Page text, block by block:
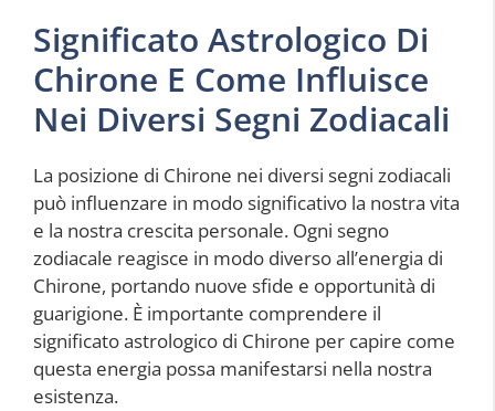
Significato Astrologico Di
Chirone E Come Influisce
Nei Diversi Segni Zodiacali
La posizione di Chirone nei diversi segni zodiacali
può influenzare in modo significativo la nostra vita
e la nostra crescita personale. Ogni segno
zodiacale reagisce in modo diverso all’energia di
Chirone, portando nuove sfide e opportunità di
guarigione. È importante comprendere il
significato astrologico di Chirone per capire come
questa energia possa manifestarsi nella nostra
esistenza.